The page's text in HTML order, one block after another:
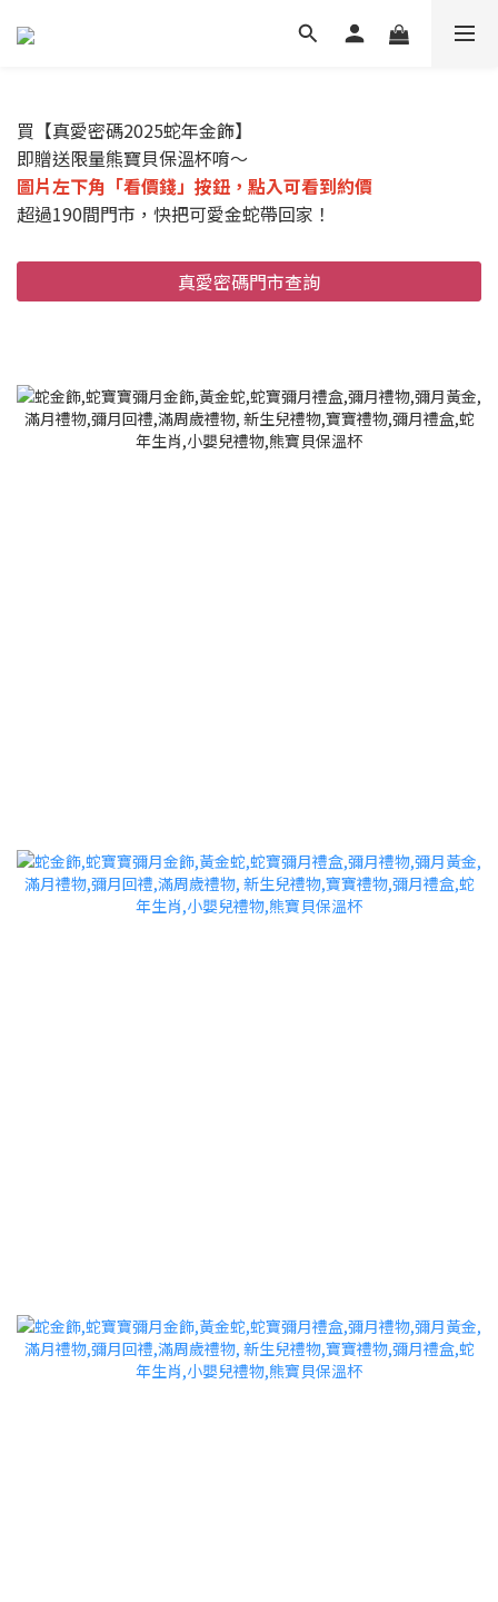
買【真愛密碼2025蛇年金飾】
即贈送限量熊寶貝保溫杯唷～
圖片左下角「看價錢」按鈕，點入可看到約價
超過190間門市，快把可愛金蛇帶回家！
真愛密碼門市查詢